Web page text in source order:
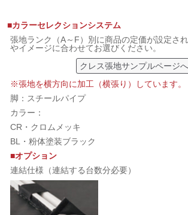
■カラーセレクションシステム
張地ランク（A～F）別に商品の定価が設定さ
やイメージに合わせてお選びください。
クレス張地サンプルページへ
※張地を横方向に加工（横張り）しています。
脚：スチールパイプ
カラー：
CR・クロムメッキ
BL・粉体塗装ブラック
■オプション
連結仕様（連結する台数分必要）